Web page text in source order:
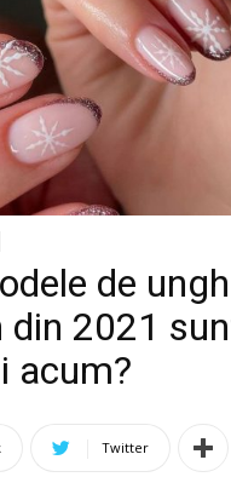
de
din 2021
acum?
Twitter